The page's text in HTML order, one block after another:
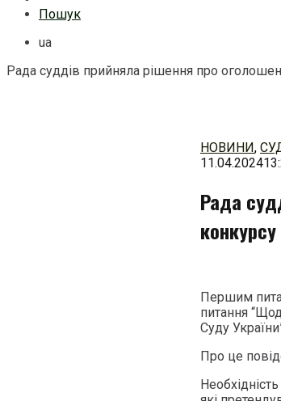
Пошук
ua
Рада суддів прийняла рішення про
НОВИНИ,
11.04.2024
Рада
Першим
питання
Суду
Про це